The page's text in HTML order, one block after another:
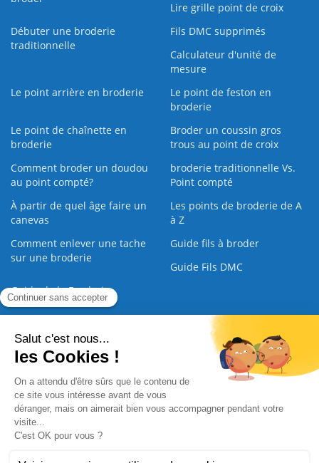
Lire grille point de croix
Débuter une broderie
traditionnelle
Fils DMC supprimés
Calculateur d'unité de
mesure
Le point arrière en broderie
Le point de feston en
broderie
Le point de chaînette en
broderie
Broder un coussin gros
trous au point de croix
Comment broder un doudou
au point compté?
broderie traditionnelle Vs.
Point compté
À partir de quel âge faire un
canevas
Les points de broderie de A
à Z
Comment enlever une tache
sur une broderie
Guide fils à broder
Guide Fils DMC
Guide de la Broderie
Nous contacter |
Paiement sécurisé